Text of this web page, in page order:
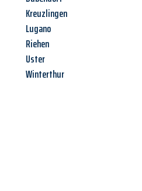
Kreuzlingen
Lugano
Riehen
Uster
Winterthur